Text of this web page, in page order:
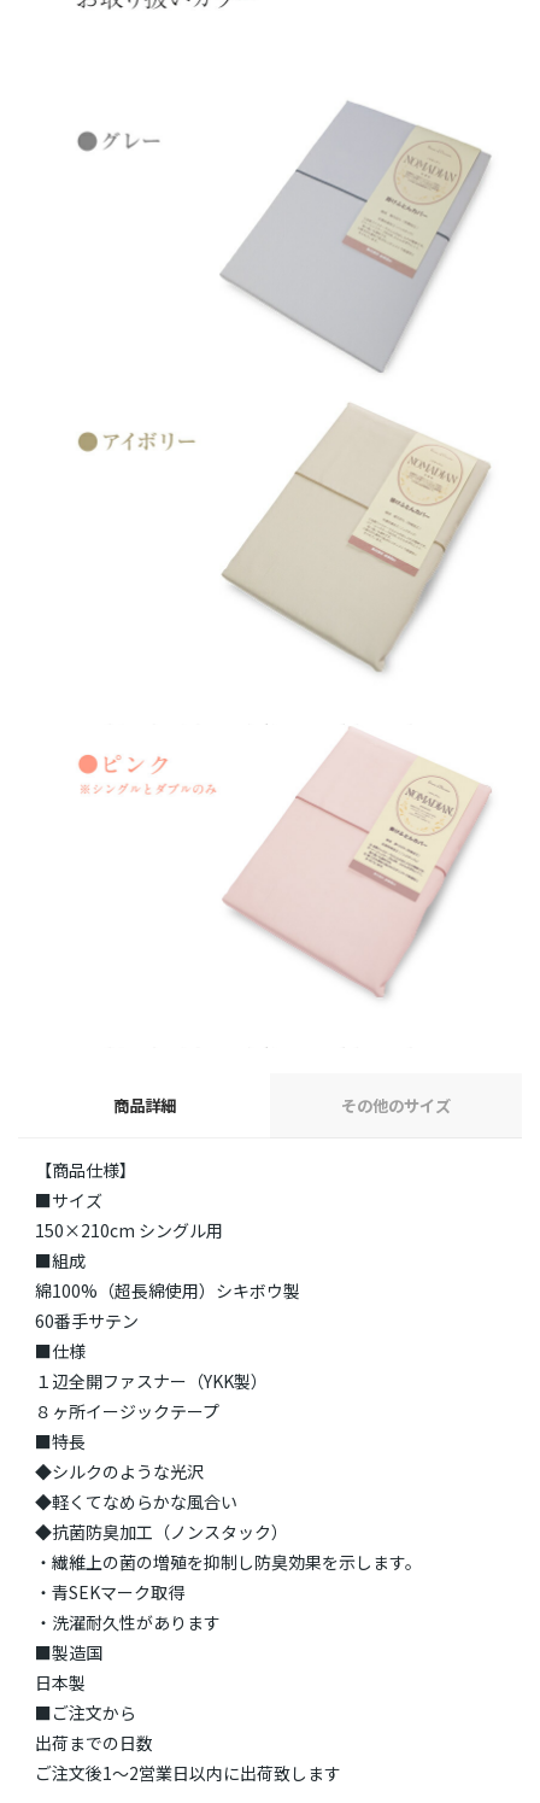
商品詳細 その他のサイズ
【商品仕様】
■サイズ
150×210cm シングル用
■組成
綿100%（超長綿使用）シキボウ製
60番手サテン
■仕様
１辺全開ファスナー（YKK製）
８ヶ所イージックテープ
■特長
◆シルクのような光沢
◆軽くてなめらかな風合い
◆抗菌防臭加工（ノンスタック）
・繊維上の菌の増殖を抑制し防臭効果を示します。
・青SEKマーク取得
・洗濯耐久性があります
■製造国
日本製
■ご注文から
出荷までの日数
ご注文後1～2営業日以内に出荷致します